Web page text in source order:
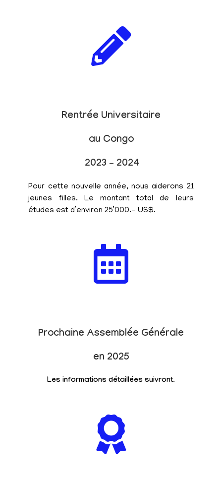
Rentrée Universitaire
au Congo
2023 – 2024
Pour cette nouvelle année, nous aiderons 21
jeunes filles. Le montant total de leurs
études est d’environ 25’000.- US$.
Prochaine Assemblée Générale
en 2025
Les informations détaillées suivront.